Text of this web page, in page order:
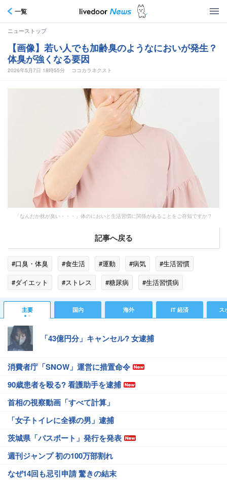
一覧
ニューストップ
【画像】若い人でも加齢臭のようなにおいが発生？
体臭が強くなる要因
2026年5月7日 18時55分 ココカラネクスト
「なんだか枕が臭い・・・」体のにおいと生活習慣に関係があることをご存知ですか？
記事へ戻る
#口臭・体臭 #食生活 #運動 #病気
#生活習慣
#ダイエット
#ストレス #糖尿病 #生活習慣病
主要 国内 海外 IT 経済 ス
「43億円分」キャンセル? 女逮捕
消費者庁「SNOW」運営に措置命令
90歳患者を殴る? 看護助手を逮捕
首相の視察動画「すべて計算」
「女子トイレに全裸の男」逮捕
茨城県「パスポート」発行を発表
週刊ジャンプ 初の100万部割れ
なぜ14回も忌引申請 驚きの結末